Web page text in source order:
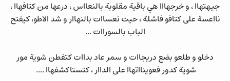
جيهتهاا ، و خرجهااا هي باقية مقلوبة بالنعااس ، درعها من كتافهاا ،
نااعسة على كتافو فاشلة ، حيت نعساات بالنهاار و شد الاطو، كيفتح
الباب بالسوراات ...
دخلو و طلعو بضع دريجاات و سمر عاد بداات كتفطن شوية مور
شوية كدور فعوينااتهاا على الداار ، كتستاكشفهاا ....